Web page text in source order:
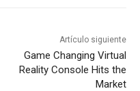
Artículo siguiente
Game Changing Virtual
Reality Console Hits the
Market